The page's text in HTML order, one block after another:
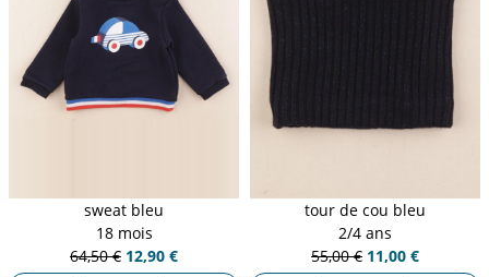
sweat bleu
18 mois
64,50 € 12,90 €
tour de cou bleu
2/4 ans
55,00 € 11,00 €